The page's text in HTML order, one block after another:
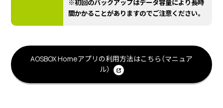
※初回のバックアップはデータ容量により長時
間かかることがありますのでご注意ください。
AOSBOX Homeアプリの利用方法はこちら（マニュア
ル）